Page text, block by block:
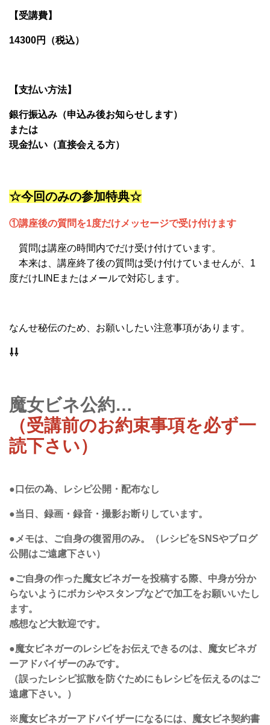
【受講費】
14300円（税込）
【支払い方法】
銀行振込み（申込み後お知らせします）
または
現金払い（直接会える方）
☆今回のみの参加特典☆
①講座後の質問を1度だけメッセージで受け付けます
質問は講座の時間内でだけ受け付けています。
本来は、講座終了後の質問は受け付けていませんが、1
度だけLINEまたはメールで対応します。
なんせ秘伝のため、お願いしたい注意事項があります。
⇩⇩
魔女ビネ公約…
（受講前のお約束事項を必ず一
読下さい）
●口伝の為、レシピ公開・配布なし
●当日、録画・録音・撮影お断りしています。
●メモは、ご自身の復習用のみ。（レシピをSNSやブログ
公開はご遠慮下さい）
●ご自身の作った魔女ビネガーを投稿する際、中身が分か
らないようにボカシやスタンプなどで加工をお願いいたし
ます。
感想など大歓迎です。
●魔女ビネガーのレシピをお伝えできるのは、魔女ビネガ
ーアドバイザーのみです。
（誤ったレシピ拡散を防ぐためにもレシピを伝えるのはご
遠慮下さい。）
※魔女ビネガーアドバイザーになるには、魔女ビネ契約書